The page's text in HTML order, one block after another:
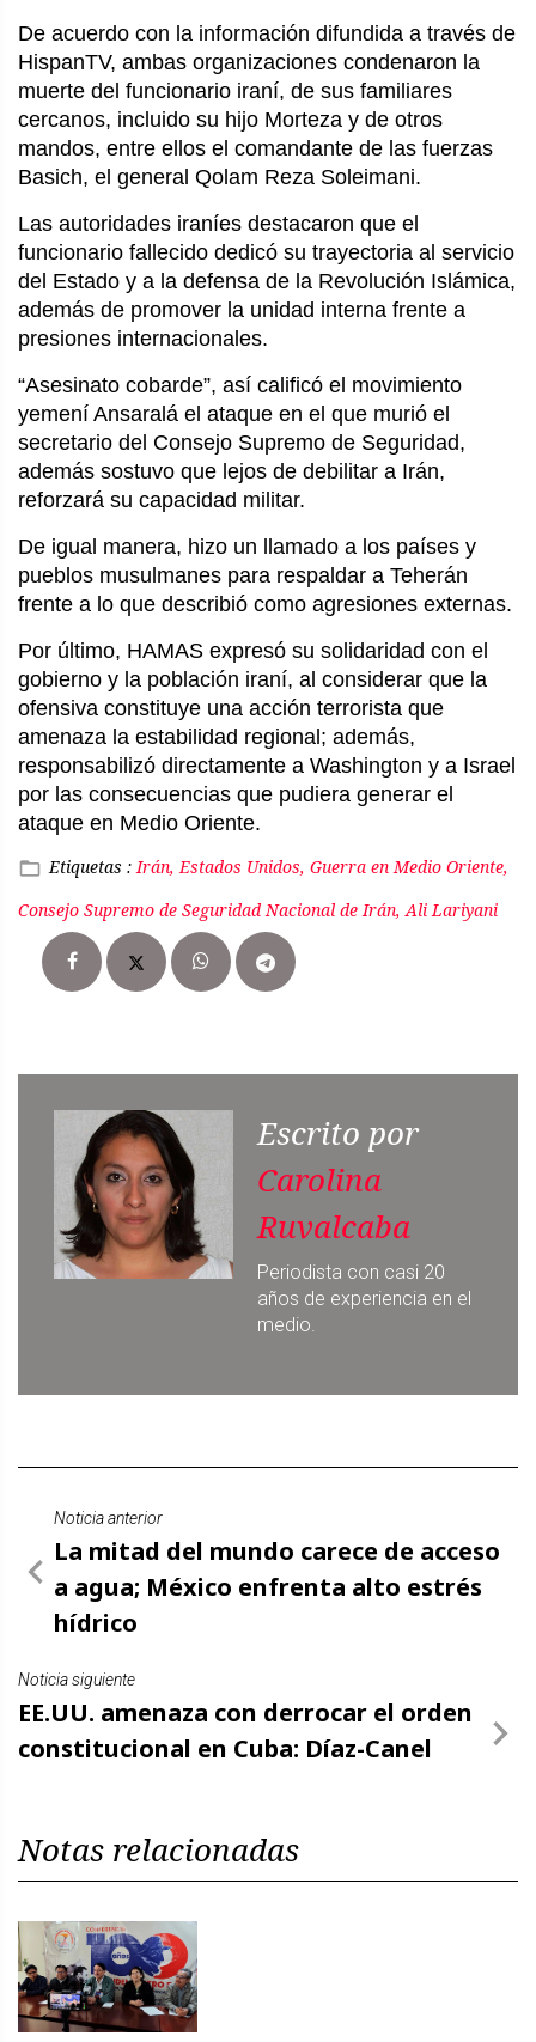
De acuerdo con la información difundida a través de
HispanTV, ambas organizaciones condenaron la
muerte del funcionario iraní, de sus familiares
cercanos, incluido su hijo Morteza y de otros
mandos, entre ellos el comandante de las fuerzas
Basich, el general Qolam Reza Soleimani.
Las autoridades iraníes destacaron que el
funcionario fallecido dedicó su trayectoria al servicio
del Estado y a la defensa de la Revolución Islámica,
además de promover la unidad interna frente a
presiones internacionales.
“Asesinato cobarde”, así calificó el movimiento
yemení Ansaralá el ataque en el que murió el
secretario del Consejo Supremo de Seguridad,
además sostuvo que lejos de debilitar a Irán,
reforzará su capacidad militar.
De igual manera, hizo un llamado a los países y
pueblos musulmanes para respaldar a Teherán
frente a lo que describió como agresiones externas.
Por último, HAMAS expresó su solidaridad con el
gobierno y la población iraní, al considerar que la
ofensiva constituye una acción terrorista que
amenaza la estabilidad regional; además,
responsabilizó directamente a Washington y a Israel
por las consecuencias que pudiera generar el
ataque en Medio Oriente.
Etiquetas :Irán, Estados Unidos, Guerra en Medio Oriente,
Consejo Supremo de Seguridad Nacional de Irán, Ali Lariyani
Escrito por
Carolina
Ruvalcaba
Periodista con casi 20
años de experiencia en el
medio.
Noticia anterior
La mitad del mundo carece de acceso
a agua; México enfrenta alto estrés
hídrico
Noticia siguiente
EE.UU. amenaza con derrocar el orden
constitucional en Cuba: Díaz-Canel
Notas relacionadas